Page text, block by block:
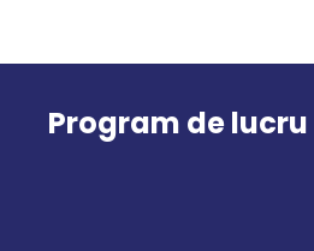
Program de lucru